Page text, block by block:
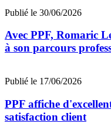
Publié le 30/06/2026
Avec PPF, Romaric
à son parcours
Publié le 17/06/2026
PPF affiche
satisfaction client